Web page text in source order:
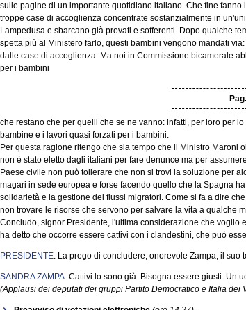
sulle pagine di un importante quotidiano italiano. Che fine
troppe case di accoglienza concentrate sostanzialmente in
Lampedusa e sbarcano già provati e sofferenti. Dopo qualche
spetta più al Ministero farlo, questi bambini vengono mandati
dalle case di accoglienza. Ma noi in Commissione bicamerale
per i bambini
che restano che per quelli che se ne vanno: infatti, per loro per
bambine e i lavori quasi forzati per i bambini.
Per questa ragione ritengo che sia tempo che il Ministro Maroni
non è stato eletto dagli italiani per fare denunce ma per
Paese civile non può tollerare che non si trovi la soluzione per
magari in sede europea e forse facendo quello che la Spagna
solidarietà e la gestione dei flussi migratori. Come si fa a dire
non trovare le risorse che servono per salvare la vita a qualche
Concludo, signor Presidente, l'ultima considerazione che voglio
ha detto che occorre essere cattivi con i clandestini, che può
PRESIDENTE. La prego di concludere, onorevole Zampa, il suo
SANDRA ZAMPA. Cattivi lo sono già. Bisogna essere giusti. Un
(Applausi dei deputati dei gruppi Partito Democratico e Italia dei